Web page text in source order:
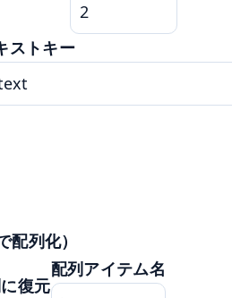
ストキー
列化）
復元
配列アイテム名